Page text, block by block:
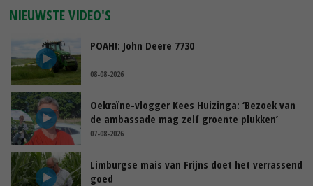
NIEUWSTE VIDEO'S
POAH!: John Deere 7730
08-08-2026
Oekraïne-vlogger Kees Huizinga: ‘Bezoek van
de ambassade mag zelf groente plukken’
07-08-2026
Limburgse mais van Frijns doet het verrassend
goed